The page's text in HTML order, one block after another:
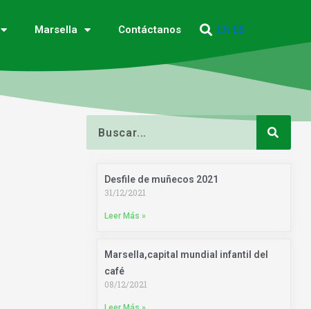
Marsella Contáctanos EN ES
Desfile de muñecos 2021
31/12/2021
Leer Más »
Marsella,capital mundial infantil del
café
08/12/2021